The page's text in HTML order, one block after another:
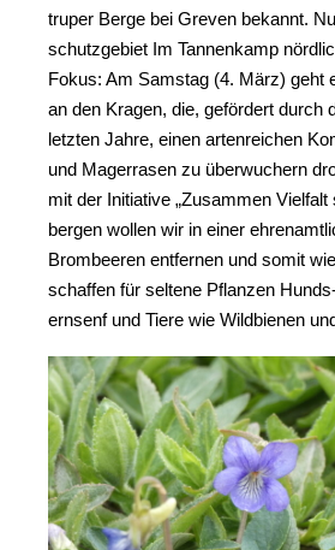
tru­per Ber­ge bei Gre­ven bekannt.
schutz­ge­biet Im Tan­nen­kamp
Fokus: Am Sams­tag (4. März) geht
an den Kra­gen, die, geför­dert durch
letz­ten Jah­re, einen arten­rei­chen
und Mager­ra­sen zu über­wu­chern
mit der Initia­ti­ve „Zusam­men
ber­gen wol­len wir in einer
Brom­bee­ren ent­fer­nen und somit
schaf­fen für sel­te­ne Pflan­zen
ern­senf und Tie­re wie Wild­bie­nen